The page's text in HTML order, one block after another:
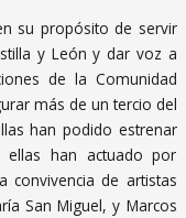
su propósito de servir
y León y dar voz a
de la Comunidad
más de un tercio del
han podido estrenar
ellas han actuado por
convivencia de artistas
San Miguel, y Marcos